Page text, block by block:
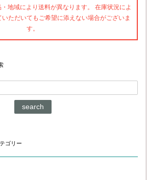
地域により送料が異なります。 在庫状況によ
ただいてもご希望に添えない場合がございま
す。
search
ゴリー